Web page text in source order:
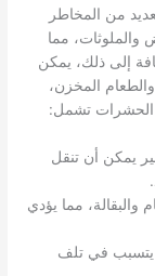
من المخاطر
والملوثات، مما
إلى ذلك، يمكن
المخزن،
الحشرات تشمل:
يمكن أن تنقل
مما يؤدي
يتسبب في تلف